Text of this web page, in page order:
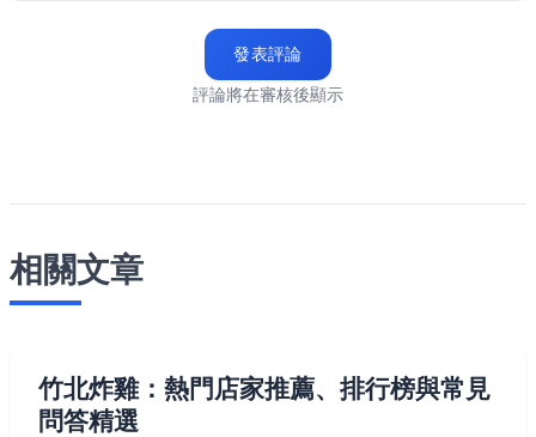
發表評論
評論將在審核後顯示
相關文章
竹北炸雞：熱門店家推薦、排行榜與常見
問答精選